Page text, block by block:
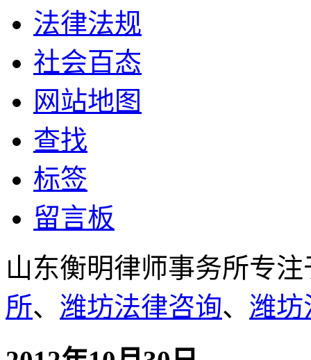
法律法规
社会百态
网站地图
查找
标签
留言板
山东衡明律师事务所专注
所、 潍坊法律咨询、 潍坊